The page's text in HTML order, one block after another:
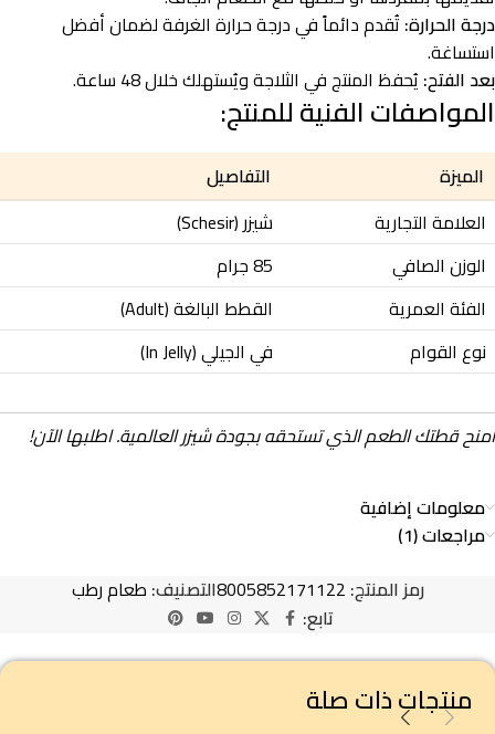
درجة الحرارة: تُقدم دائماً في درجة حرارة الغرفة لضمان أفضل
استساغة.
بعد الفتح: يُحفظ المنتج في الثلاجة ويُستهلك خلال 48 ساعة.
المواصفات الفنية للمنتج:
الميزة
التفاصيل
العلامة التجارية
شيزر (Schesir)
الوزن الصافي
85 جرام
الفئة العمرية
القطط البالغة (Adult)
نوع القوام
في الجيلي (In Jelly)
امنح قطتك الطعم الذي تستحقه بجودة شيزر العالمية. اطلبها الآن!
معلومات إضافية
مراجعات (1)
رمز المنتج: 8005852171122التصنيف: طعام رطب
تابع:
منتجات ذات صلة